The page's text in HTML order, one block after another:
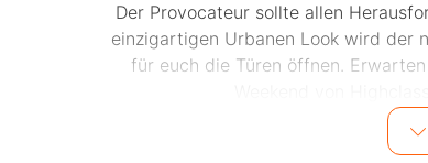
Der Provocateur sollte allen
einzigartigen Urbanen Look wird der
für euch die Türen öffnen.